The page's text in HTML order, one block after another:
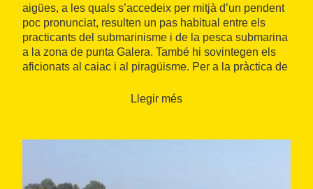
aigües, a les quals s’accedeix per mitjà d’un pendent
poc pronunciat, resulten un pas habitual entre els
practicants del submarinisme i de la pesca submarina
a la zona de punta Galera. També hi sovintegen els
aficionats al caiac i al piragüisme. Per a la pràctica de
pot accedir fàcilment alclub nàutic
Llegir més